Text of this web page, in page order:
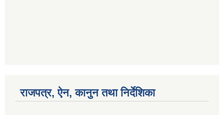
राजपत्र, ऐन, कानुन तथा निर्देशिका